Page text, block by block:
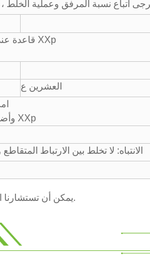
وزن منخفض، قوة تحرير مضافة LRA-2 قاعدة عند الحاجة XXp
العشرين ع
قم بوزن المحفز Siemtcoat 5000 وأضفه أثناء الخلط XXp
الانتباه: لا تخلط بين الارتباط
يمكن أن تستشارنا المعلومات التفصيلية للحصول على نصيحة الصيغة.